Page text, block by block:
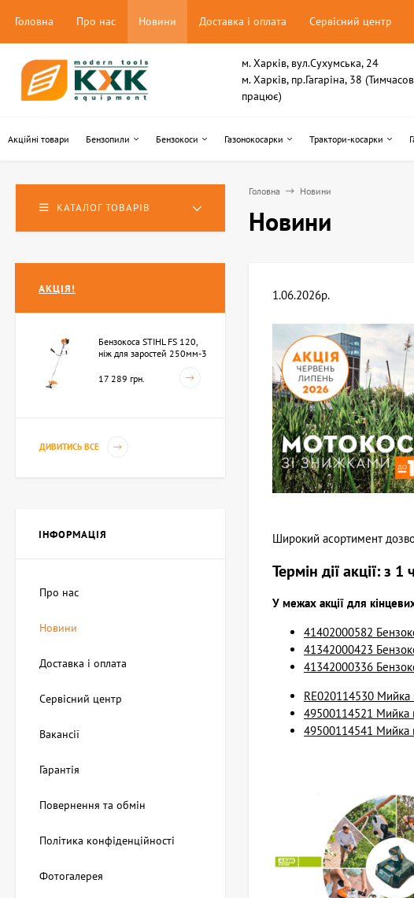
Головна Про нас Новини Доставка і оплата Сервісний центр
м. Харків, вул.Сухумська, 24
м. Харків, пр.Гагаріна, 38
працює)
Акційні товари Бензопили Бензокоси Газонокосарки Трактори-косарки
Головна Новини
Новини
1.06.2026р.
Широкий асортимент
Термін дії акції: з
У межах акції для
41402000582
41342000423
41342000336
RE020114530 Мийка
49500114521 Мийка
49500114541 Мийка
КАТАЛОГ ТОВАРІВ
АКЦІЯ!
Бензокоса STIHL FS 120,
ніж для заростей 250мм-3
17 289 грн.
ДИВИТИСЬ ВСЕ
ІНФОРМАЦІЯ
Про нас
Новини
Доставка і оплата
Сервісний центр
Вакансії
Гарантія
Повернення та обмін
Політика конфіденційності
Фотогалерея